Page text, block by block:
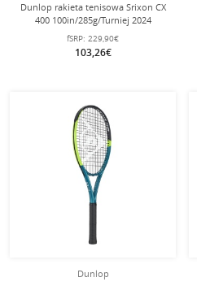
Dunlop rakieta tenisowa Srixon CX
400 100in/285g/Turniej 2024
czerwony - nie naciągana -
fSRP: 229,90€
103,26€
Dunlop